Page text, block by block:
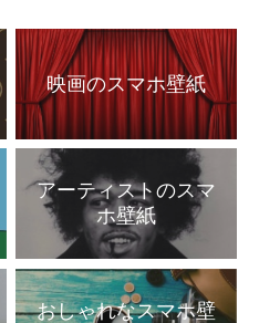
映画のスマホ壁紙
アーティストのスマ
ホ壁紙
おしゃれなスマホ壁